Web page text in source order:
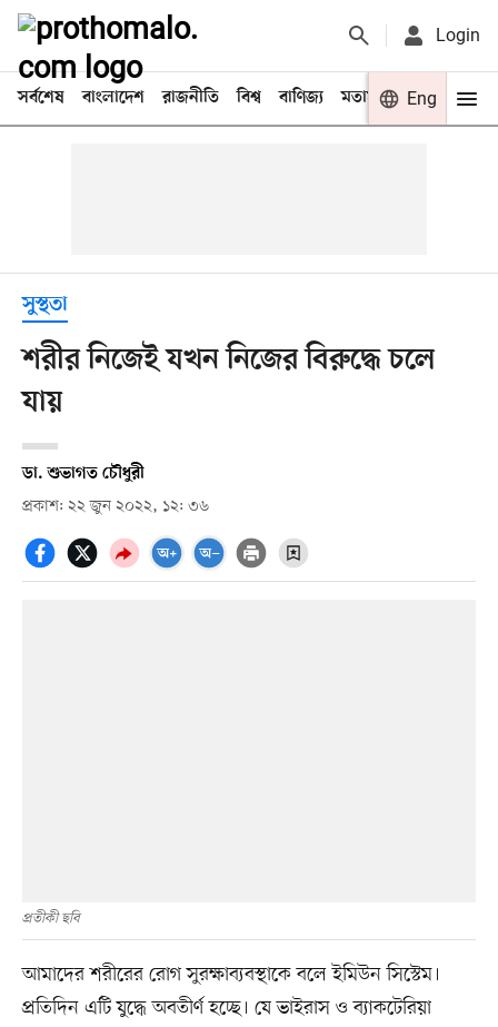
Login
সর্বশেষ বাংলাদেশ রাজনীতি বিশ্ব বাণিজ্য মতামত খেলা
Eng
সুস্থতা
শরীর নিজেই যখন নিজের বিরুদ্ধে চলে
যায়
ডা. শুভাগত চৌধুরী
প্রকাশ: ২২ জুন ২০২২, ১২: ৩৬
প্রতীকী ছবি
আমাদের শরীরের রোগ সুরক্ষাব্যবস্থাকে বলে ইমিউন সিস্টেম।
প্রতিদিন এটি যুদ্ধে অবতীর্ণ হচ্ছে। যে ভাইরাস ও ব্যাকটেরিয়া